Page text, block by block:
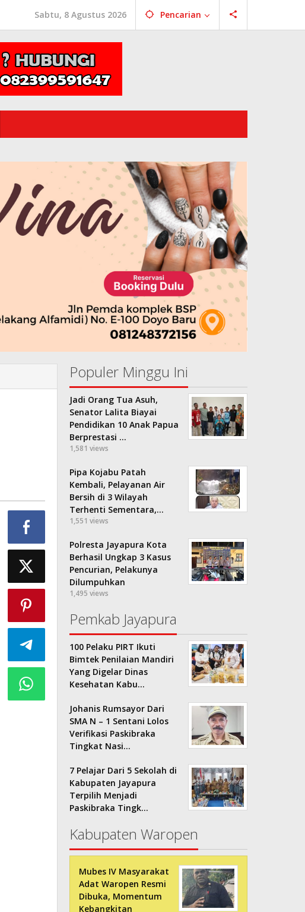
Sabtu, 8 Agustus 2026 Pencarian
Populer Minggu Ini
Jadi Orang Tua Asuh,
Senator Lalita Biayai
Pendidikan 10 Anak Papua
Berprestasi …
1,581 views
Pipa Kojabu Patah
Kembali, Pelayanan Air
Bersih di 3 Wilayah
Terhenti Sementara,…
1,551 views
Polresta Jayapura Kota
Berhasil Ungkap 3 Kasus
Pencurian, Pelakunya
Dilumpuhkan
1,495 views
Pemkab Jayapura
100 Pelaku PIRT Ikuti
Bimtek Penilaian Mandiri
Yang Digelar Dinas
Kesehatan Kabu…
Johanis Rumsayor Dari
SMA N – 1 Sentani Lolos
Verifikasi Paskibraka
Tingkat Nasi…
7 Pelajar Dari 5 Sekolah di
Kabupaten Jayapura
Terpilih Menjadi
Paskibraka Tingk…
Kabupaten Waropen
Mubes IV Masyarakat
Adat Waropen Resmi
Dibuka, Momentum
Kebangkitan